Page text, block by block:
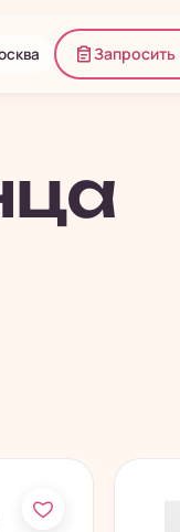
Запросить